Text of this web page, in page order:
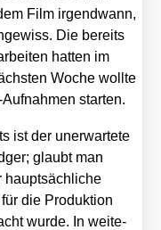
Film irgend­wann,
Die bereits
hat­ten im
Woche woll­te
star­ten.
ist der uner­war­te­te
glaubt man
haupt­säch­li­che
die Pro­duk­ti­on
wur­de. In wei­te­